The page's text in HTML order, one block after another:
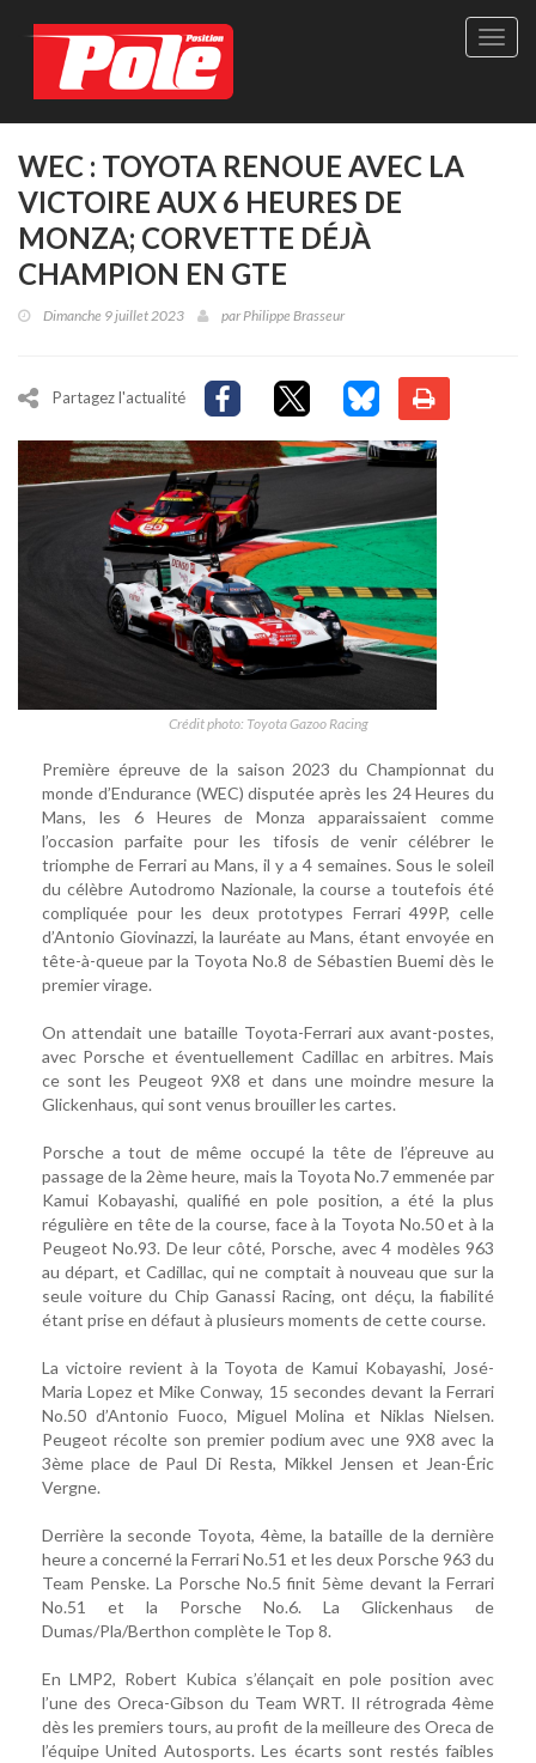
Site
WEC : TOYOTA RENOUE AVEC LA
VICTOIRE AUX 6 HEURES DE
MONZA; CORVETTE DÉJÀ
CHAMPION EN GTE
Dimanche 9 juillet 2023 parPhilippe Brasseur
Partagez l'actualité
Crédit photo: Toyota Gazoo Racing
Première épreuve de la saison 2023 du Championnat du
monde d’Endurance (WEC) disputée après les 24 Heures du
Mans, les 6 Heures de Monza apparaissaient comme
l’occasion parfaite pour les tifosis de venir célébrer le
triomphe de Ferrari au Mans, il y a 4 semaines. Sous le soleil
du célèbre Autodromo Nazionale, la course a toutefois été
compliquée pour les deux prototypes Ferrari 499P, celle
d’Antonio Giovinazzi, la lauréate au Mans, étant envoyée en
tête-à-queue par la Toyota No.8 de Sébastien Buemi dès le
premier virage.
On attendait une bataille Toyota-Ferrari aux avant-postes,
avec Porsche et éventuellement Cadillac en arbitres. Mais
ce sont les Peugeot 9X8 et dans une moindre mesure la
Glickenhaus, qui sont venus brouiller les cartes.
Porsche a tout de même occupé la tête de l’épreuve au
passage de la 2ème heure, mais la Toyota No.7 emmenée par
Kamui Kobayashi, qualifié en pole position, a été la plus
régulière en tête de la course, face à la Toyota No.50 et à la
Peugeot No.93. De leur côté, Porsche, avec 4 modèles 963
au départ, et Cadillac, qui ne comptait à nouveau que sur la
seule voiture du Chip Ganassi Racing, ont déçu, la fiabilité
étant prise en défaut à plusieurs moments de cette course.
La victoire revient à la Toyota de Kamui Kobayashi, José-
Maria Lopez et Mike Conway, 15 secondes devant la Ferrari
No.50 d’Antonio Fuoco, Miguel Molina et Niklas Nielsen.
Peugeot récolte son premier podium avec une 9X8 avec la
3ème place de Paul Di Resta, Mikkel Jensen et Jean-Éric
Vergne.
Derrière la seconde Toyota, 4ème, la bataille de la dernière
heure a concerné la Ferrari No.51 et les deux Porsche 963 du
Team Penske. La Porsche No.5 finit 5ème devant la Ferrari
No.51 et la Porsche No.6. La Glickenhaus de
Dumas/Pla/Berthon complète le Top 8.
En LMP2, Robert Kubica s’élançait en pole position avec
l’une des Oreca-Gibson du Team WRT. Il rétrograda 4ème
dès les premiers tours, au profit de la meilleure des Oreca de
l’équipe United Autosports. Les écarts sont restés faibles